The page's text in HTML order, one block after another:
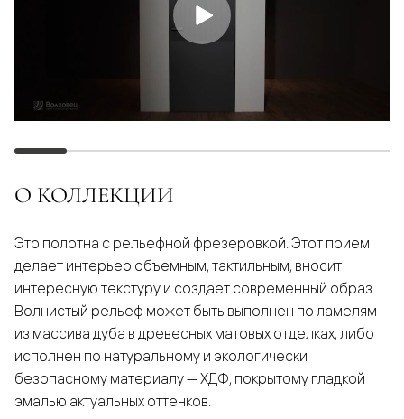
О КОЛЛЕКЦИИ
Это полотна с рельефной фрезеровкой. Этот прием
делает интерьер объемным, тактильным, вносит
интересную текстуру и создает современный образ.
Волнистый рельеф может быть выполнен по ламелям
из массива дуба в древесных матовых отделках, либо
исполнен по натуральному и экологически
безопасному материалу — ХДФ, покрытому гладкой
эмалью актуальных оттенков.